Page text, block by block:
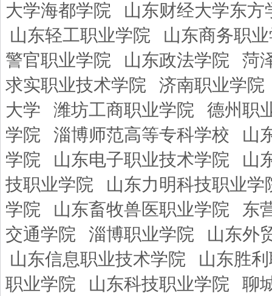
大学海都学院
山东财经大学东方
山东轻工职业学院
山东商务职
警官职业学院
山东政法学院
菏
求实职业技术学院
济南职业学院
大学
潍坊工商职业学院
德州职
学院
淄博师范高等专科学校
山
学院
山东电子职业技术学院
山
技职业学院
山东力明科技职业学
学院
山东畜牧兽医职业学院
东
交通学院
淄博职业学院
山东外
山东信息职业技术学院
山东胜
职业学院
山东科技职业学院
聊